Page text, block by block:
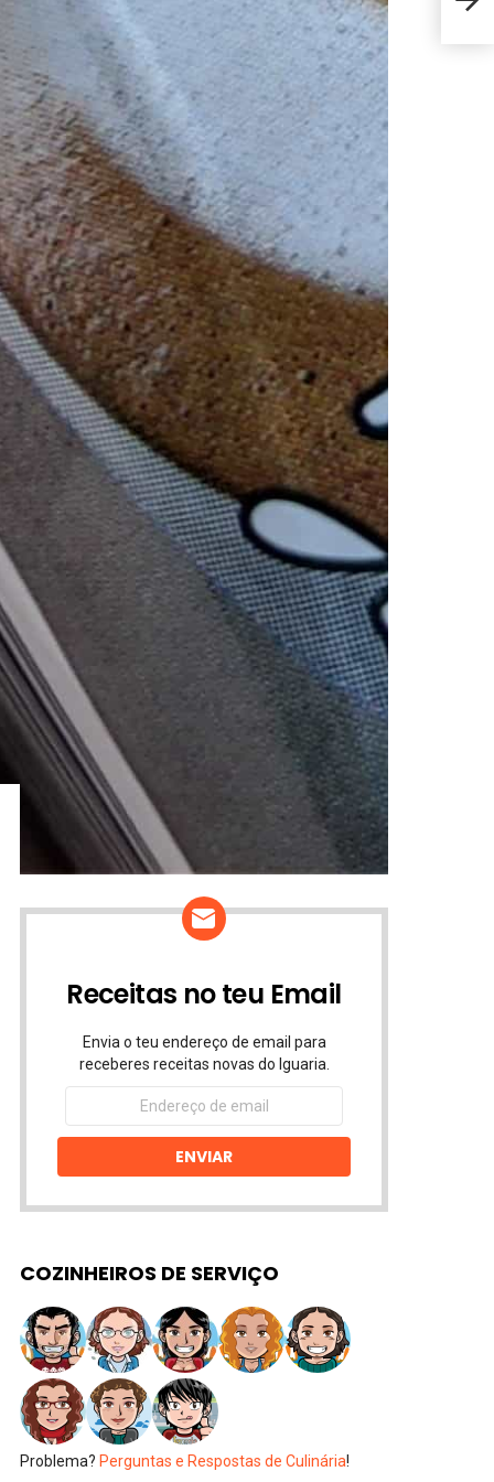
Receitas no teu Email
Envia o teu endereço de email para
receberes receitas novas do Iguaria.
Endereço
email
ENVIAR
COZINHEIROS DE SERVIÇO
Problema? Perguntas e Respostas de Culinária!